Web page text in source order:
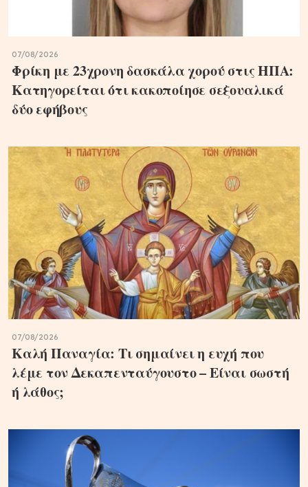
07/08/2026
Φρίκη με 23χρονη δασκάλα χορού στις ΗΠΑ:
Κατηγορείται ότι κακοποίησε σεξουαλικά
δύο εφήβους
07/08/2026
Καλή Παναγία: Τι σημαίνει η ευχή που
λέμε τον Δεκαπενταύγουστο – Είναι σωστή
ή λάθος;